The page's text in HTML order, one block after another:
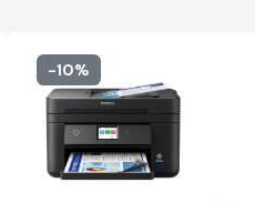
-10%